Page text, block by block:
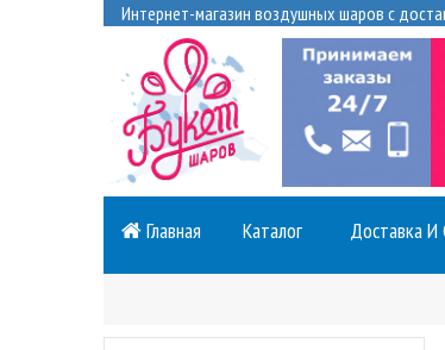
Интернет-магазин воздушных шаров с
Главная Каталог Доставка И